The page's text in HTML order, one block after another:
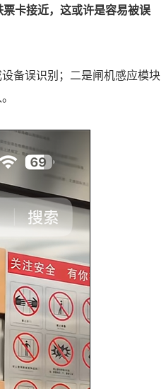
卡接近，这或许是容易被误
备误识别；二是闸机感应模块